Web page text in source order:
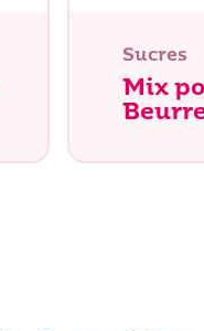
Sucres
Mix